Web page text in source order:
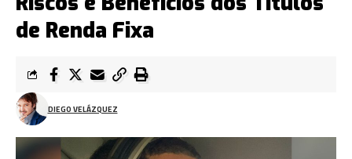
de Renda Fixa
DIEGO VELÁZQUEZ